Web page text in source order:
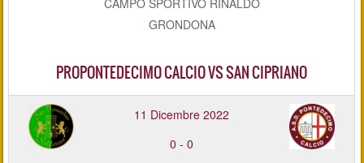
GRONDONA
PROPONTEDECIMO CALCIO VS SAN CIPRIANO
11 Dicembre 2022
0 -0